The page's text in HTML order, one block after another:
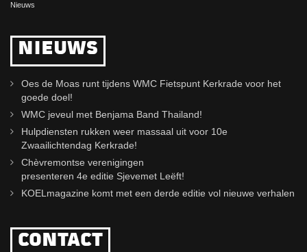
Nieuws
NIEUWS
Oes de Moas runt tijdens WMC Fietspunt Kerkrade voor het
goede doel!
WMC jeveul met Benjama Band Thailand!
Hulpdiensten rukken weer massaal uit voor 10e
Zwaailichtendag Kerkrade!
Chèvremontse verenigingen
presenteren 4e editie Sjevemet Leëft!
KOELmagazine komt met een derde editie vol nieuwe verhalen
CONTACT